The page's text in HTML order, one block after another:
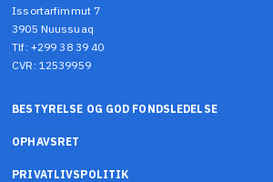
Issortarfimmut 7
3905 Nuussuaq
Tlf: +299 38 39 40
CVR: 12539959
BESTYRELSE OG GOD FONDSLEDELSE
OPHAVSRET
PRIVATLIVSPOLITIK